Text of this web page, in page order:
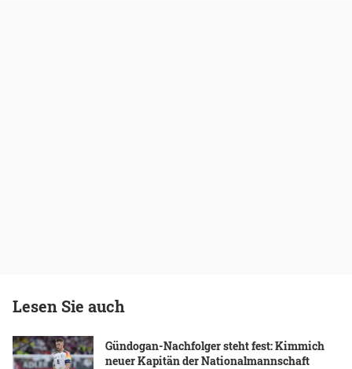
Lesen Sie auch
Gündogan-Nachfolger steht fest: Kimmich
neuer Kapitän der Nationalmannschaft